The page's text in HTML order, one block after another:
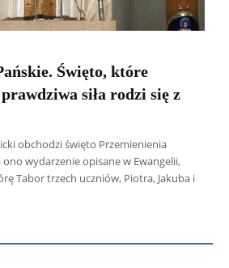
Święto, które
siła rodzi się z
obchodzi święto Przemienienia
wydarzenie opisane w Ewangelii,
Tabor trzech uczniów, Piotra, Jakuba i
Aleksander Borowik
Antoni Radczenko
Artur Płokszto
Grzegorz Górny